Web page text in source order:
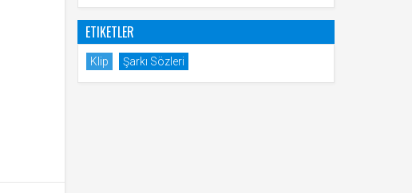
ETIKETLER
Klip Şarkı Sözleri